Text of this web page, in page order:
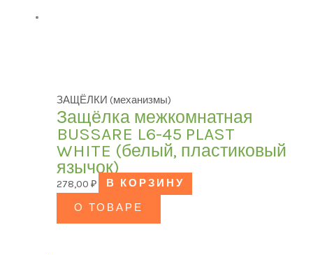
ЗАЩЁЛКИ (механизмы)
Защёлка межкомнатная
BUSSARE L6-45 PLAST
WHITE (белый, пластиковый
язычок)
278,00 ₽
В КОРЗИНУ
О ТОВАРЕ